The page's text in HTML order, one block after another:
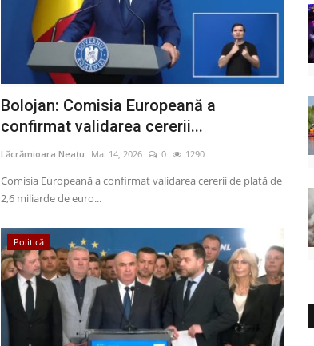
Bolojan: Comisia Europeană a
confirmat validarea cererii...
Lăcrămioara Neațu Mai 14, 2026 0 1290
Comisia Europeană a confirmat validarea cererii de plată de
2,6 miliarde de euro...
Politică